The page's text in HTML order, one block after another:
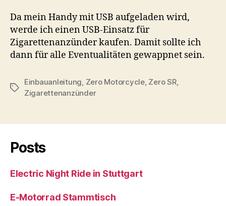
Da mein Handy mit USB aufgeladen wird,
werde ich einen USB-Einsatz für
Zigarettenanzünder kaufen. Damit sollte ich
dann für alle Eventualitäten gewappnet sein.
Schlagwörter
Einbauanleitung, Zero Motorcycle, Zero SR,
Zigarettenanzünder
Posts
Electric Night Ride in Stuttgart
E-Motorrad Stammtisch